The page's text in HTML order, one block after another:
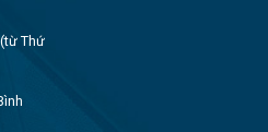
Thứ